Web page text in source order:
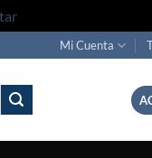
Mi Cuenta